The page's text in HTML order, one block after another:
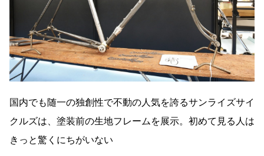
国内でも随一の独創性で不動の人気を誇るサンライズサイ
クルズは、塗装前の生地フレームを展示。初めて見る人は
きっと驚くにちがいない